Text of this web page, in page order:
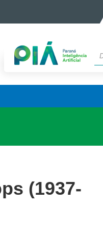
(1937-